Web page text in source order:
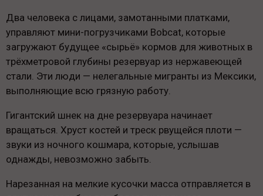
Два человека с лицами, замотанными платками,
управляют мини-погрузчиками Bobcat, которые
загружают будущее «сырьё» кормов для животных в
трёхметровой глубины резервуар из нержавеющей
стали. Эти люди — нелегальные мигранты из Мексики,
выполняющие всю грязную работу.
Гигантский шнек на дне резервуара начинает
вращаться. Хруст костей и треск рвущейся плоти —
звуки из ночного кошмара, которые, услышав
однажды, невозможно забыть.
Нарезанная на мелкие кусочки масса отправляется в